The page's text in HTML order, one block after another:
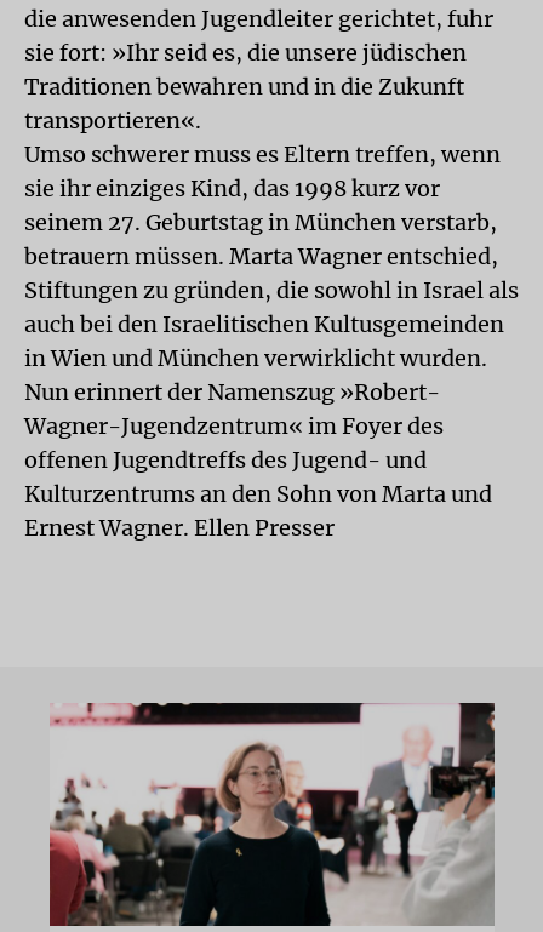
die anwesenden Jugendleiter gerichtet, fuhr
sie fort: »Ihr seid es, die unsere jüdischen
Traditionen bewahren und in die Zukunft
transportieren«.
Umso schwerer muss es Eltern treffen, wenn
sie ihr einziges Kind, das 1998 kurz vor
seinem 27. Geburtstag in München verstarb,
betrauern müssen. Marta Wagner entschied,
Stiftungen zu gründen, die sowohl in Israel als
auch bei den Israelitischen Kultusgemeinden
in Wien und München verwirklicht wurden.
Nun erinnert der Namenszug »Robert-
Wagner-Jugendzentrum« im Foyer des
offenen Jugendtreffs des Jugend- und
Kulturzentrums an den Sohn von Marta und
Ernest Wagner. Ellen Presser